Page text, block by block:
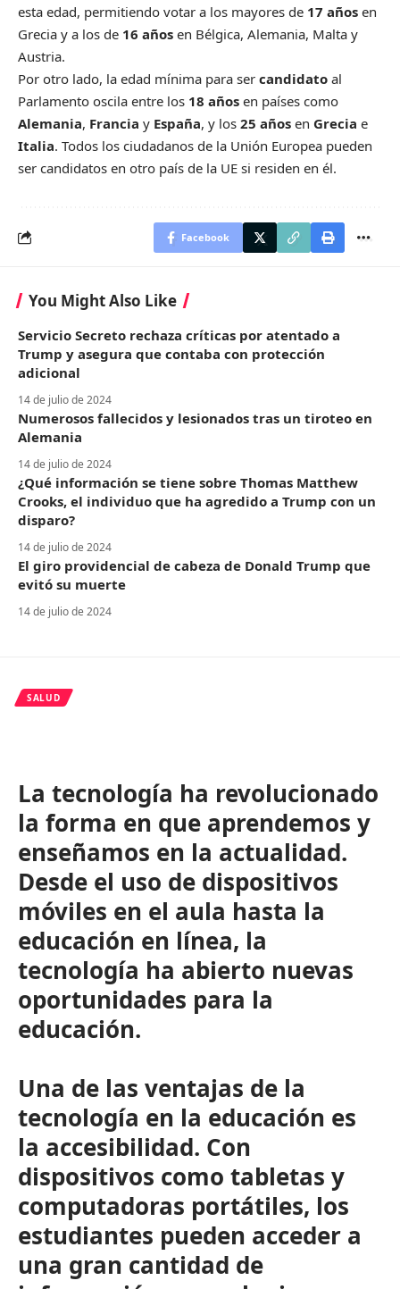
esta edad, permitiendo votar a los mayores de 17 años en
Grecia y a los de 16 años en Bélgica, Alemania, Malta y
Austria.
Por otro lado, la edad mínima para ser candidato al
Parlamento oscila entre los 18 años en países como
Alemania, Francia y España, y los 25 años en Grecia e
Italia. Todos los ciudadanos de la Unión Europea pueden
ser candidatos en otro país de la UE si residen en él.
Facebook
You Might Also Like
Servicio Secreto rechaza críticas por atentado a
Trump y asegura que contaba con protección
adicional
14 de julio de 2024
Numerosos fallecidos y lesionados tras un tiroteo en
Alemania
14 de julio de 2024
¿Qué información se tiene sobre Thomas Matthew
Crooks, el individuo que ha agredido a Trump con un
disparo?
14 de julio de 2024
El giro providencial de cabeza de Donald Trump que
evitó su muerte
14 de julio de 2024
SALUD
La tecnología ha revolucionado
la forma en que aprendemos y
enseñamos en la actualidad.
Desde el uso de dispositivos
móviles en el aula hasta la
educación en línea, la
tecnología ha abierto nuevas
oportunidades para la
educación.
Una de las ventajas de la
tecnología en la educación es
la accesibilidad. Con
dispositivos como tabletas y
computadoras portátiles, los
estudiantes pueden acceder a
una gran cantidad de